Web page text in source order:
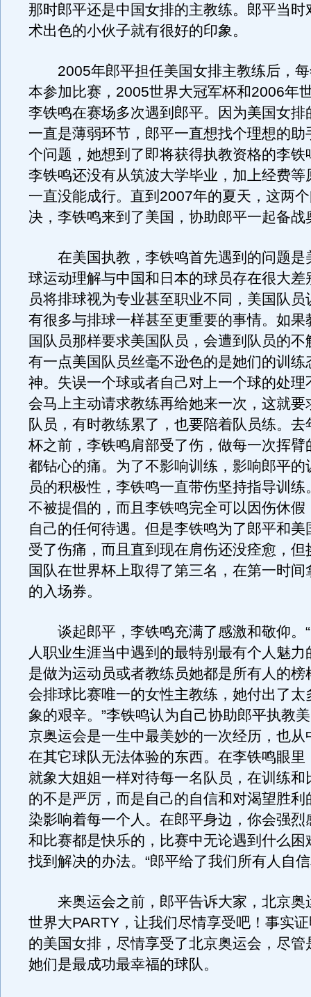
那时郎平还是中国女排的主教练。郎平当时
术出色的小伙子就有很好的印象。
2005年郎平担任美国女排主教练后，每
本参加比赛，2005世界大冠军杯和2006年
李铁鸣在赛场多次遇到郎平。因为美国女排
一直是薄弱环节，郎平一直想找个理想的助
个问题，她想到了即将获得执教资格的李铁
李铁鸣还没有从筑波大学毕业，加上经费等
一直没能成行。直到2007年的夏天，这两
决，李铁鸣来到了美国，协助郎平一起备战
在美国执教，李铁鸣首先遇到的问题是
球运动理解与中国和日本的球员存在很大差
员将排球视为专业甚至职业不同，美国队员
有很多与排球一样甚至更重要的事情。如果
国队员那样要求美国队员，会遭到队员的不
有一点美国队员丝毫不逊色的是她们的训练
神。失误一个球或者自己对上一个球的处理
会马上主动请求教练再给她来一次，这就要
队员，有时教练累了，也要陪着队员练。
杯之前，李铁鸣肩部受了伤，做每一次挥臂
都钻心的痛。为了不影响训练，影响郎平的
员的积极性，李铁鸣一直带伤坚持指导训练
不被提倡的，而且李铁鸣完全可以因伤休假
自己的任何待遇。但是李铁鸣为了郎平和美
受了伤痛，而且直到现在肩伤还没痊愈，但
国队在世界杯上取得了第三名，在第一时间
的入场券。
谈起郎平，李铁鸣充满了感激和敬仰。“
人职业生涯当中遇到的最特别最有个人魅力
是做为运动员或者教练员她都是所有人的榜
会排球比赛唯一的女性主教练，她付出了太
象的艰辛。”李铁鸣认为自己协助郎平执教
京奥运会是一生中最美妙的一次经历，也从
在其它球队无法体验的东西。在李铁鸣眼里
就象大姐姐一样对待每一名队员，在训练和
的不是严厉，而是自己的自信和对渴望胜利
染影响着每一个人。在郎平身边，你会强烈
和比赛都是快乐的，比赛中无论遇到什么困
找到解决的办法。“郎平给了我们所有人自
来奥运会之前，郎平告诉大家，北京奥
世界大PARTY，让我们尽情享受吧！事实
的美国女排，尽情享受了北京奥运会，尽管
她们是最成功最幸福的球队。